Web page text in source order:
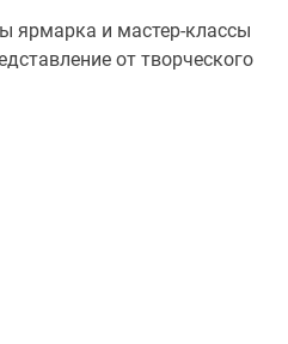
ярмарка и мастер-классы
от творческого